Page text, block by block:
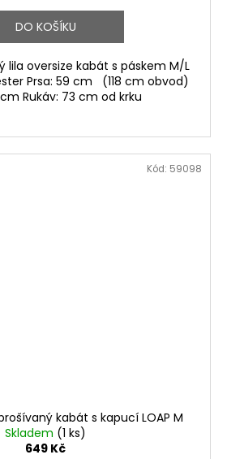
DO KOŠÍKU
lila oversize kabát s páskem M/L
Prsa: 59 cm (118 cm obvod)
Rukáv: 73 cm od krku
kabát s kapucí LOAP M
Skladem (1 ks)
649 Kč
Kód: 59098